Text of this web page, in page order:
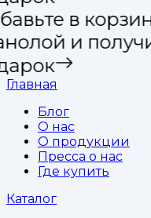
в
и
Главная
Блог
О нас
О продукции
Пресса о нас
Где купить
Каталог